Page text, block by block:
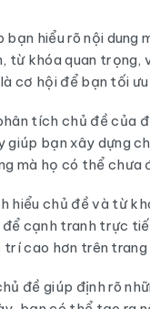
hiểu rõ nội dung
từ khóa quan
cơ hội để bạn tối
tích chủ đề của
giúp bạn xây dựng
mà họ có thể chưa
hiểu chủ đề và từ
cạnh tranh trực
cao hơn trên
đề giúp định rõ